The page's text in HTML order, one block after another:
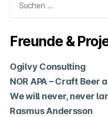
nach:
Freunde &
Ogilvy Consulting
NOR APA – Craft Beer
We will never, never
Rasmus Andersson